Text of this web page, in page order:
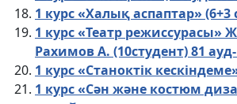
1 курс «Халық аспаптар» (6+3
1 курс «Театр режиссурасы»
Рахимов А. (10студент) 81
1 курс «Станоктік
1 курс «Сән және костюм